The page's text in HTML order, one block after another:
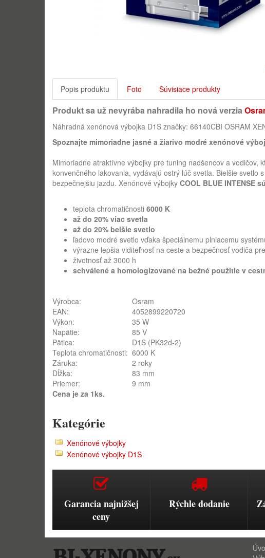
Popis produktu Foto Súvisiace produkty
Produkt sa už nevyrába nahradila ho nová verzia
Náhradná xenónová výbojka D1S značky: 66140CBI OSRAM
Spoznajte mimoriadne jasné a žiarivo modré xenónové
Mimoriadne atraktívne výbojky pre tuning nadšencov a
konvenčného lakovania, vydávajú ostrý lúč svetla. Bielšie
bezpečnejšiu jazdu. Xenónové výbojky COOL BLUE INTENSE
teplota chromatičnosti 6000 K
až do 20% viac svetla
až do 20% belšie svetlo
ľadovo modré svetlo vďaka špeciálnemu plniacemu
výrazne lepšia viditeľnosť na ceste a bezpečnosť vodiča
životnosť až 3000 h
schválené a homologizované na bežné použitie v
Výrobca:
Osram
EAN:
4052899220720
Výkon:
35 W
Napätie:
85 V
Pätica:
D1S (PK32d-2)
Teplota chromatičnosti: 6000 K
Záruka:
2 roky
Dĺžka:
83 mm
Priemer:
9 mm
Cena je za 1ks.
Kategórie
Xenónové výbojky
Xenónové výbojky D1S
Garancia najnižšej
ceny
Rýchle dodanie